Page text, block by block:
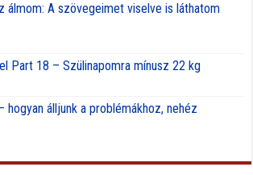
álmom: A szövegeimet viselve is láthatom
Part 18 – Szülinapomra mínusz 22 kg
hogyan álljunk a problémákhoz, nehéz